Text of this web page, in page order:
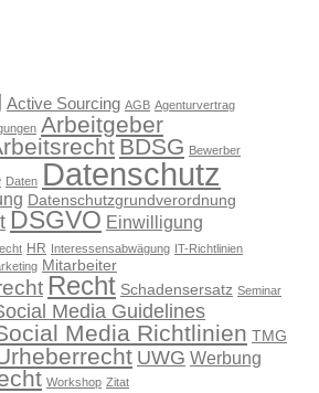
Active Sourcing AGB Agenturvertrag
Arbeitgeber
BDSG Bewerber
Daten Datenschutz
Datenschutzgrundverordnung
DSGVO Einwilligung
HR Interessensabwägung IT-Richtlinien
Mitarbeiter
Recht Schadensersatz Seminar
Media Guidelines
Media Richtlinien TMG
UWG Werbung
Workshop Zitat